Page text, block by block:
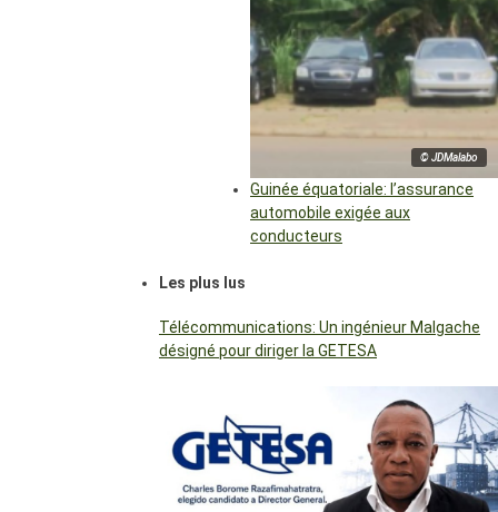
© JDMalabo
Guinée équatoriale: l’assurance
automobile exigée aux
conducteurs
Les plus lus
Télécommunications: Un ingénieur Malgache
désigné pour diriger la GETESA